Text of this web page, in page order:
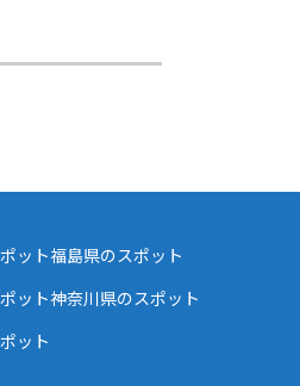
ット福島県のスポット
ット神奈川県のスポット
ット